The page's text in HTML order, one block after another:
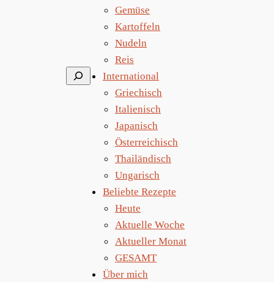
Suchen
Gemüse
Kartoffeln
Nudeln
Reis
International
Griechisch
Italienisch
Japanisch
Österreichisch
Thailändisch
Ungarisch
Beliebte Rezepte
Heute
Aktuelle Woche
Aktueller Monat
GESAMT
Über mich